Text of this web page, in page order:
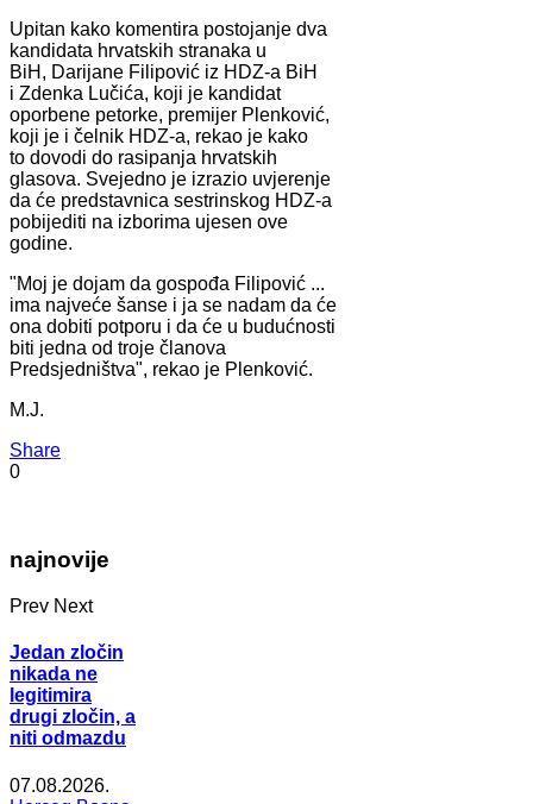
Upitan kako komentira postojanje dva
kandidata hrvatskih stranaka u
BiH, Darijane Filipović iz HDZ-a BiH
i Zdenka Lučića, koji je kandidat
oporbene petorke, premijer Plenković,
koji je i čelnik HDZ-a, rekao je kako
to dovodi do rasipanja hrvatskih
glasova. Svejedno je izrazio uvjerenje
da će predstavnica sestrinskog HDZ-a
pobijediti na izborima ujesen ove
godine.
"Moj je dojam da gospođa Filipović ...
ima najveće šanse i ja se nadam da će
ona dobiti potporu i da će u budućnosti
biti jedna od troje članova
Predsjedništva", rekao je Plenković.
M.J.
Share
0
najnovije
Prev Next
Jedan zločin
nikada ne
legitimira
drugi zločin, a
niti odmazdu
07.08.2026.